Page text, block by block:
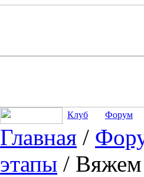
Клуб Форум
Главная /
этапы / Вяжем